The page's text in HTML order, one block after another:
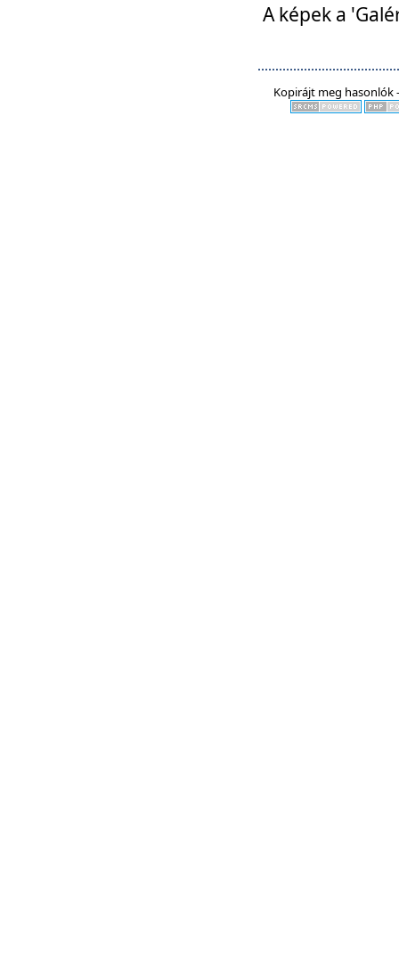
A képek a
Kopirájt meg hasonlók